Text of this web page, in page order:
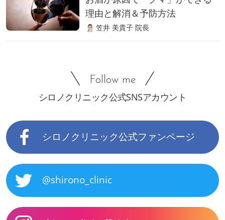
理由と解消＆予防方法
笠井 美貴子 院長
Follow me
シロノクリニック公式SNSアカウント
シロノクリニック公式ファンページ
@shirono_clinic